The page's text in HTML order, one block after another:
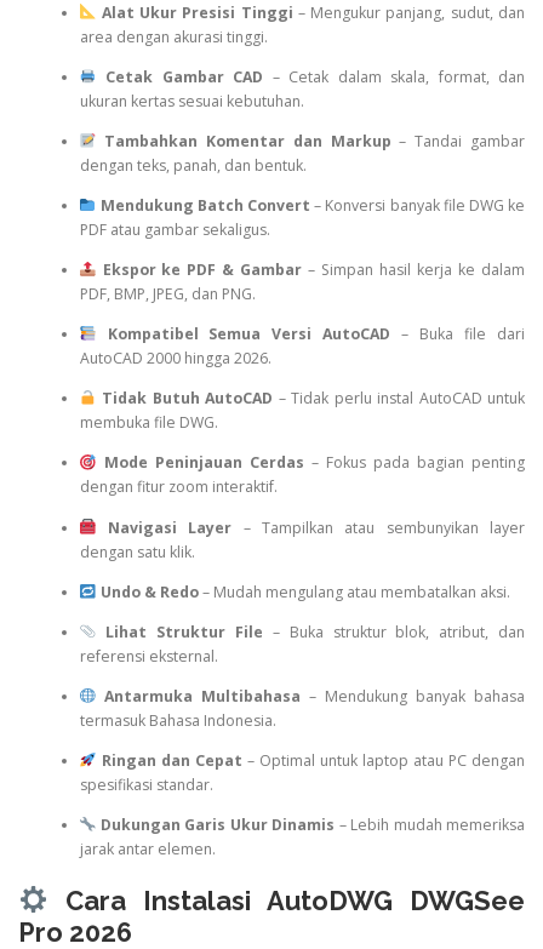
Alat Ukur Presisi Tinggi – Mengukur panjang, sudut, dan
area dengan akurasi tinggi.
Cetak Gambar CAD – Cetak dalam skala, format, dan
ukuran kertas sesuai kebutuhan.
Tambahkan Komentar dan Markup – Tandai gambar
dengan teks, panah, dan bentuk.
Mendukung Batch Convert – Konversi banyak file DWG ke
PDF atau gambar sekaligus.
Ekspor ke PDF & Gambar – Simpan hasil kerja ke dalam
PDF, BMP, JPEG, dan PNG.
Kompatibel Semua Versi AutoCAD – Buka file dari
AutoCAD 2000 hingga 2026.
Tidak Butuh AutoCAD – Tidak perlu instal AutoCAD untuk
membuka file DWG.
Mode Peninjauan Cerdas – Fokus pada bagian penting
dengan fitur zoom interaktif.
Navigasi Layer – Tampilkan atau sembunyikan layer
dengan satu klik.
Undo & Redo– Mudah mengulang atau membatalkan aksi.
Lihat Struktur File – Buka struktur blok, atribut, dan
referensi eksternal.
Antarmuka Multibahasa – Mendukung banyak bahasa
termasuk Bahasa Indonesia.
Ringan dan Cepat – Optimal untuk laptop atau PC dengan
spesifikasi standar.
Dukungan Garis Ukur Dinamis – Lebih mudah memeriksa
jarak antar elemen.
Cara Instalasi AutoDWG DWGSee
Pro 2026